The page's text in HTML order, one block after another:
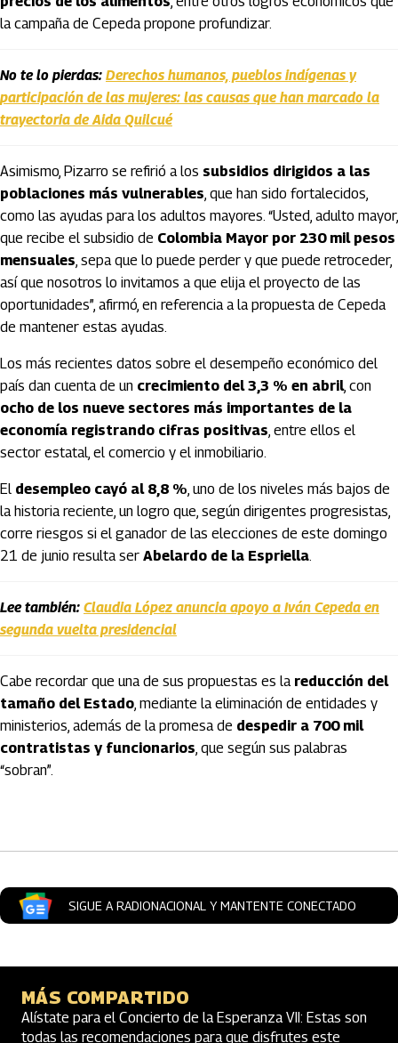
la campaña de Cepeda propone profundizar.
No te lo pierdas: Derechos humanos, pueblos indígenas y
participación de las mujeres: las causas que han marcado la
trayectoria de Aida Quilcué
Asimismo, Pizarro se refirió a los subsidios dirigidos a las
poblaciones más vulnerables, que han sido fortalecidos,
como las ayudas para los adultos mayores. “Usted, adulto mayor,
que recibe el subsidio de Colombia Mayor por 230 mil pesos
mensuales, sepa que lo puede perder y que puede retroceder,
así que nosotros lo invitamos a que elija el proyecto de las
oportunidades”, afirmó, en referencia a la propuesta de Cepeda
de mantener estas ayudas.
Los más recientes datos sobre el desempeño económico del
país dan cuenta de un crecimiento del 3,3 % en abril, con
ocho de los nueve sectores más importantes de la
economía registrando cifras positivas, entre ellos el
sector estatal, el comercio y el inmobiliario.
El desempleo cayó al 8,8 %, uno de los niveles más bajos de
la historia reciente, un logro que, según dirigentes progresistas,
corre riesgos si el ganador de las elecciones de este domingo
21 de junio resulta ser Abelardo de la Espriella.
Lee también: Claudia López anuncia apoyo a Iván Cepeda en
segunda vuelta presidencial
Cabe recordar que una de sus propuestas es la reducción del
tamaño del Estado, mediante la eliminación de entidades y
ministerios, además de la promesa de despedir a 700 mil
contratistas y funcionarios, que según sus palabras
“sobran”.
SIGUE A RADIONACIONAL Y MANTENTE CONECTADO
MÁS COMPARTIDO
Alístate para el Concierto de la Esperanza VII: Estas son
todas las recomendaciones para que disfrutes este